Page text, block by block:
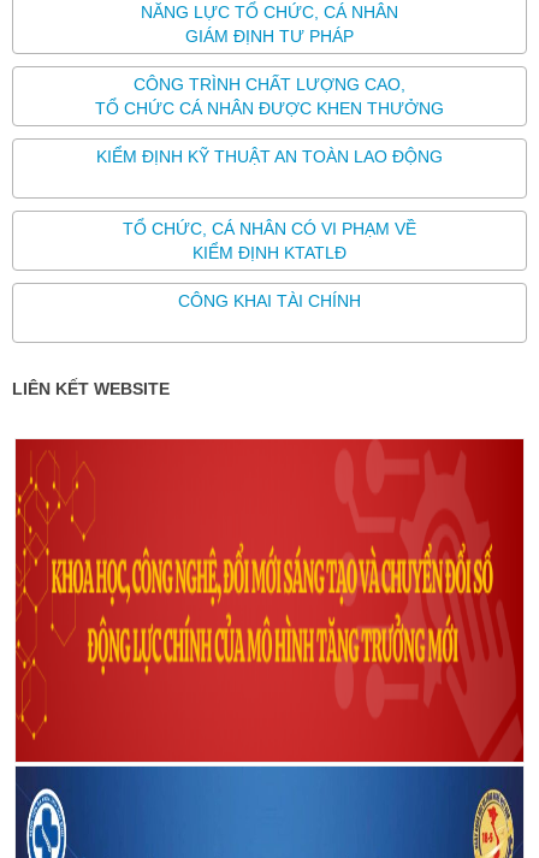
NĂNG LỰC TỔ CHỨC, CÁ NHÂN
GIÁM ĐỊNH TƯ PHÁP
CÔNG TRÌNH CHẤT LƯỢNG CAO,
TỔ CHỨC CÁ NHÂN ĐƯỢC KHEN THƯỞNG
KIỂM ĐỊNH KỸ THUẬT AN TOÀN LAO ĐỘNG
TỔ CHỨC, CÁ NHÂN CÓ VI PHẠM VỀ
KIỂM ĐỊNH KTATLĐ
CÔNG KHAI TÀI CHÍNH
LIÊN KẾT WEBSITE